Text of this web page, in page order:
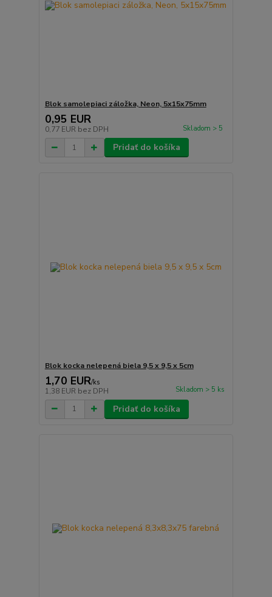
Blok samolepiaci záložka, Neon, 5x15x75mm
0,95 EUR
0,77 EUR bez DPH Skladom > 5
Pridať do košíka
Blok kocka nelepená biela 9,5 x 9,5 x 5cm
1,70 EUR/ks
1,38 EUR bez DPH Skladom > 5 ks
Pridať do košíka